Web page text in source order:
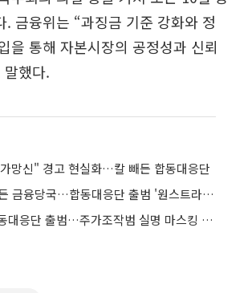
. 금융위는 “과징금 기준 강화와 정
을 통해 자본시장의 공정성과 신뢰
말했다.
망신" 경고 현실화…칼 빼든 합동대응단
주가조작 칼 빼 든 금융당국…합동대응단 출범 '원스트라이크 아웃'
"불공정거래 합동대응단 출범…주가조작범 실명 마스킹 없이 공개"